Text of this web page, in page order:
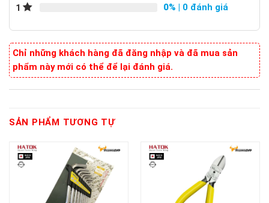
1
0% | 0 đánh giá
Chỉ những khách hàng đã đăng nhập và đã mua sản
phẩm này mới có thể để lại đánh giá.
SẢN PHẨM TƯƠNG TỰ